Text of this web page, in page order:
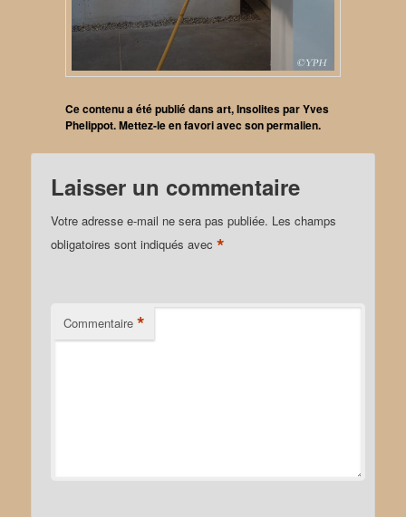
Ce contenu a été publié dansart,InsolitesparYves
Phelippot. Mettez-le en favori avec sonpermalien.
Laisser un commentaire
Votre adresse e-mail ne sera pas publiée. Les champs
obligatoires sont indiqués avec*
Commentaire *